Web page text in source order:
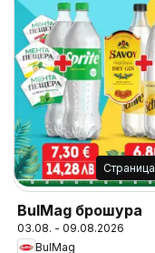
Cтраница
BulMag брошура
03.08. - 09.08.2026
BulMag